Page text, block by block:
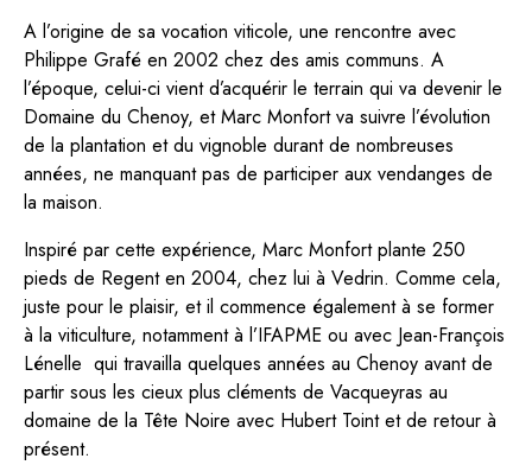
A l’origine de sa vocation viticole, une rencontre avec
Philippe Grafé en 2002 chez des amis communs. A
l’époque, celui-ci vient d’acquérir le terrain qui va devenir le
Domaine du Chenoy, et Marc Monfort va suivre l’évolution
de la plantation et du vignoble durant de nombreuses
années, ne manquant pas de participer aux vendanges de
la maison.
Inspiré par cette expérience, Marc Monfort plante 250
pieds de Regent en 2004, chez lui à Vedrin. Comme cela,
juste pour le plaisir, et il commence également à se former
à la viticulture, notamment à l’IFAPME ou avec Jean-François
Lénelle qui travailla quelques années au Chenoy avant de
partir sous les cieux plus cléments de Vacqueyras au
domaine de la Tête Noire avec Hubert Toint et de retour à
présent.